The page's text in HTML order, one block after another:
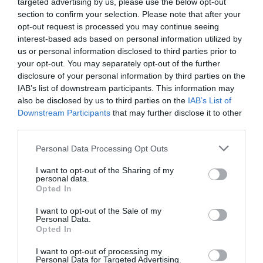
section to confirm your selection. Please note that after your
opt-out request is processed you may continue seeing
interest-based ads based on personal information utilized by
us or personal information disclosed to third parties prior to
your opt-out. You may separately opt-out of the further
disclosure of your personal information by third parties on the
IAB’s list of downstream participants. This information may
also be disclosed by us to third parties on the IAB’s List of
Downstream Participants that may further disclose it to other
Personal Data Processing Opt Outs
I want to opt-out of the Sharing of my
personal data.
Opted In
I want to opt-out of the Sale of my
Personal Data.
Opted In
I want to opt-out of processing my
Personal Data for Targeted Advertising.
que yo sí les puedo garantizar es que nunca avalé, nunca
tuve información ni nunca tuve conocimiento de algo que
nunca hubiera tolerado", ha reiterado, blindando la
actuación de su Gobierno y avalando explícitamente la
labor de la directora general de la Guardia Civil, Mercedes
González, y del ministro del Interior, Fernando Grande-
Marlaska.
El contraste con el pasado y el
contraataque a una "oposición
marrullera"
Como viene siendo habitual en el argumentario de
contraste con las prácticas de los anteriores gobiernos del
Partido Popular. Sánchez ha utilizado el retrovisor político
para recordar las cloacas del Estado y la denominada